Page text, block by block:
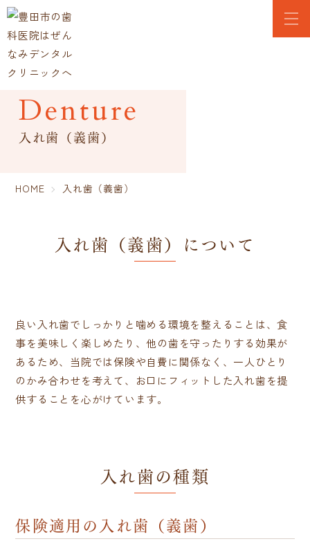
Denture
入れ歯（義歯）
HOME 入れ歯（義歯）
入れ歯（義歯）について
良い入れ歯でしっかりと噛める環境を整えることは、食
事を美味しく楽しめたり、他の歯を守ったりする効果が
あるため、当院では保険や自費に関係なく、一人ひとり
のかみ合わせを考えて、お口にフィットした入れ歯を提
供することを心がけています。
入れ歯の種類
保険適用の入れ歯（義歯）